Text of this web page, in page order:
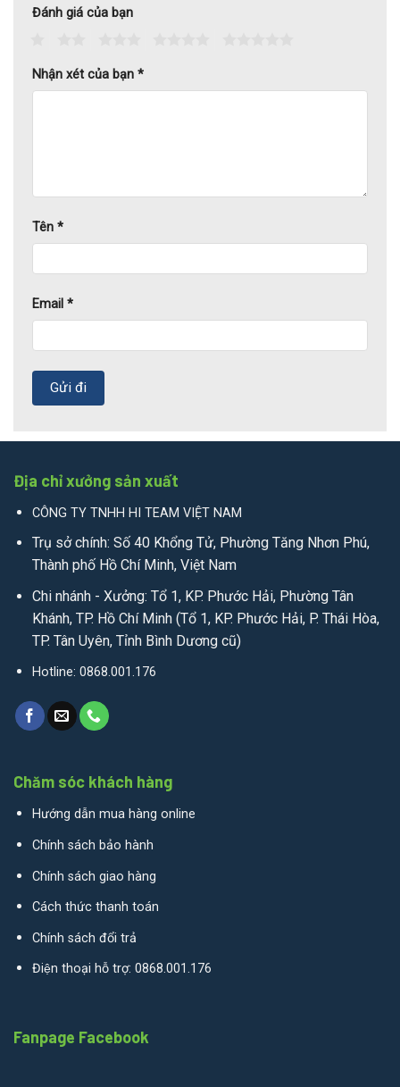
Đánh giá của bạn
Nhận xét của bạn *
Tên *
Email *
Địa chỉ xưởng sản xuất
CÔNG TY TNHH HI TEAM VIỆT NAM
Trụ sở chính: Số 40 Khổng Tử, Phường Tăng Nhơn Phú,
Thành phố Hồ Chí Minh, Việt Nam
Chi nhánh - Xưởng: Tổ 1, KP. Phước Hải, Phường Tân
Khánh, TP. Hồ Chí Minh (Tổ 1, KP. Phước Hải, P. Thái Hòa,
TP. Tân Uyên, Tỉnh Bình Dương cũ)
Hotline: 0868.001.176
Chăm sóc khách hàng
Hướng dẫn mua hàng online
Chính sách bảo hành
Chính sách giao hàng
Cách thức thanh toán
Chính sách đổi trả
Điện thoại hỗ trợ: 0868.001.176
Fanpage Facebook